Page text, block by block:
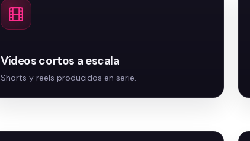
Vídeos cortos a escala